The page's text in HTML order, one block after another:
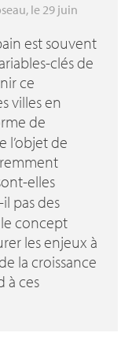
, le 29 juin
est souvent
clés de
ce
villes en
de
l’objet de
elles
pas des
concept
les enjeux à
la croissance
à ces